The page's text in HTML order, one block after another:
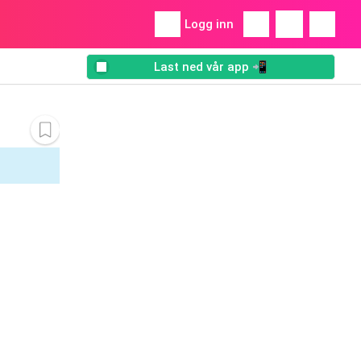
Logg inn
Last ned vår app 📲